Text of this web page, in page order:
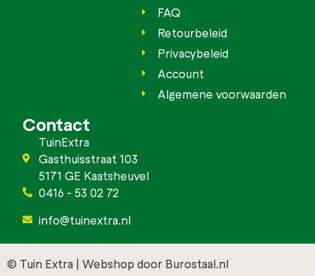
FAQ
Retourbeleid
Privacybeleid
Account
Algemene voorwaarden
Contact
TuinExtra
Gasthuisstraat 103
5171 GE Kaatsheuvel
0416 - 53 02 72
info@tuinextra.nl
© Tuin Extra | Webshop door Burostaal.nl